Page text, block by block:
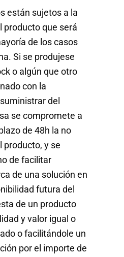
están sujetos a la
producto que será
de los casos
Si se produjese
o algún que otro
con la
del
se compromete a
de 48h la no
producto, y se
de facilitar
de una solución en
futura del
de un producto
y valor igual o
o facilitándole un
por el importe de